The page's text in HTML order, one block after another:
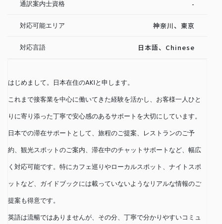
通訳案内士資格 -
対応可能エリア 神奈川、東京
対応言語 日本語、Chinese
はじめまして。日本在住のAKIと申します。
これまで接客業を中心に働いてきた経験を活かし、お客様一人ひと
りに寄り添った丁寧で安心感のあるサポートを大切にしています。
日本での滞在サポートとして、旅程のご提案、レストランのご予
約、観光スポットのご案内、滞在中のチャットサポートなど、幅広
く対応可能です。特にカフェ巡りやローカルスポット、ナイトスポ
ットなど、ガイドブックには載っていないようなリアルな情報のご
提案も得意です。
英語は流暢ではありませんが、その分、丁寧で分かりやすいコミュ